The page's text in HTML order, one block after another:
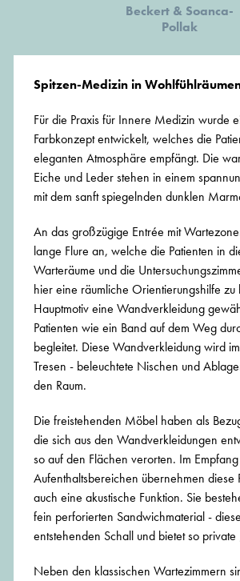
Beckert & Soanca-
Pollak
Spitzen-Medizin in
Für die Praxis für Innere Medizin wurde
Farbkonzept entwickelt, welches die
eleganten Atmosphäre empfängt. Die
Eiche und Leder stehen in einem
mit dem sanft spiegelnden dunklen
An das großzügige Entrée mit
lange Flure an, welche die Patienten in
Warteräume und die
hier eine räumliche Orientierungshilfe
Hauptmotiv eine Wandverkleidung
Patienten wie ein Band auf dem Weg
begleitet. Diese Wandverkleidung wird
Tresen - beleuchtete Nischen und
den Raum.
Die freistehenden Möbel haben als
die sich aus den Wandverkleidungen
so auf den Flächen verorten. Im
Aufenthaltsbereichen übernehmen diese
auch eine akustische Funktion. Sie
fein perforierten Sandwichmaterial -
entstehenden Schall und bietet so private
Neben den klassischen Wartezimmern